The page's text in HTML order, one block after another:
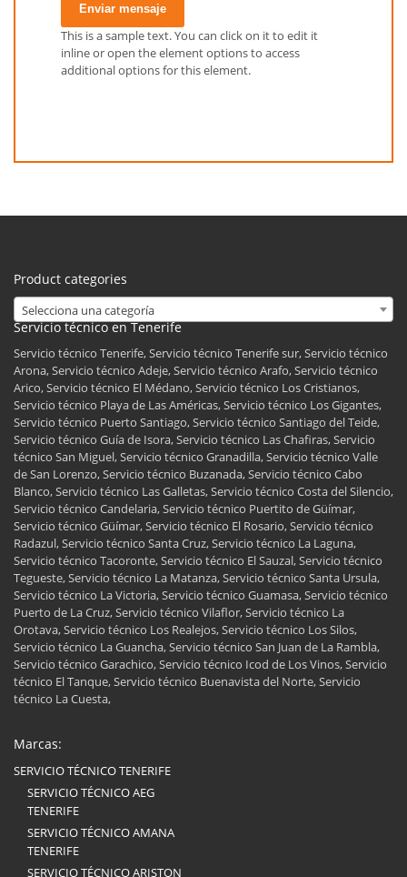
Enviar mensaje
This is a sample text. You can click on it to edit it
inline or open the element options to access
additional options for this element.
Product categories
Selecciona una categoría
Servicio técnico en Tenerife
Servicio técnico Tenerife, Servicio técnico Tenerife sur, Servicio técnico
Arona, Servicio técnico Adeje, Servicio técnico Arafo, Servicio técnico
Arico, Servicio técnico El Médano, Servicio técnico Los Cristianos,
Servicio técnico Playa de Las Américas, Servicio técnico Los Gigantes,
Servicio técnico Puerto Santiago, Servicio técnico Santiago del Teide,
Servicio técnico Guía de Isora, Servicio técnico Las Chafiras, Servicio
técnico San Miguel, Servicio técnico Granadilla, Servicio técnico Valle
de San Lorenzo, Servicio técnico Buzanada, Servicio técnico Cabo
Blanco, Servicio técnico Las Galletas, Servicio técnico Costa del Silencio,
Servicio técnico Candelaria, Servicio técnico Puertito de Güímar,
Servicio técnico Güímar, Servicio técnico El Rosario, Servicio técnico
Radazul, Servicio técnico Santa Cruz, Servicio técnico La Laguna,
Servicio técnico Tacoronte, Servicio técnico El Sauzal, Servicio técnico
Tegueste, Servicio técnico La Matanza, Servicio técnico Santa Ursula,
Servicio técnico La Victoria, Servicio técnico Guamasa, Servicio técnico
Puerto de La Cruz, Servicio técnico Vilaflor, Servicio técnico La
Orotava, Servicio técnico Los Realejos, Servicio técnico Los Silos,
Servicio técnico La Guancha, Servicio técnico San Juan de La Rambla,
Servicio técnico Garachico, Servicio técnico Icod de Los Vinos, Servicio
técnico El Tanque, Servicio técnico Buenavista del Norte, Servicio
técnico La Cuesta,
Marcas:
SERVICIO TÉCNICO TENERIFE
SERVICIO TÉCNICO AEG
TENERIFE
SERVICIO TÉCNICO AMANA
TENERIFE
SERVICIO TÉCNICO ARISTON